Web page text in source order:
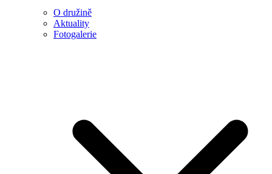
O družině
Aktuality
Fotogalerie